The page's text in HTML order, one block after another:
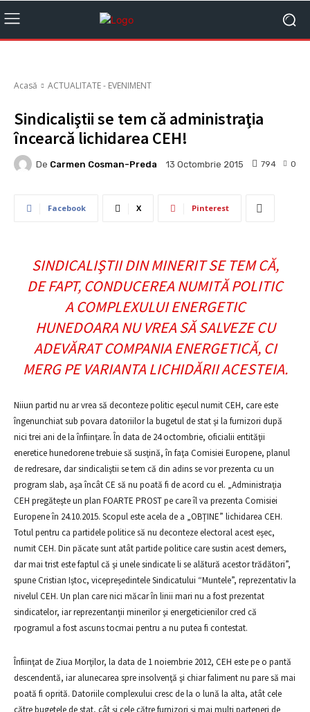
Acasă ACTUALITATE - EVENIMENT
Sindicaliştii se tem că administraţia
încearcă lichidarea CEH!
De Carmen Cosman-Preda 13 Octombrie 2015 0
794
Facebook X Pinterest
SINDICALIŞTII DIN MINERIT SE TEM CĂ,
DE FAPT, CONDUCEREA NUMITĂ POLITIC
A COMPLEXULUI ENERGETIC
HUNEDOARA NU VREA SĂ SALVEZE CU
ADEVĂRAT COMPANIA ENERGETICĂ, CI
MERG PE VARIANTA LICHIDĂRII ACESTEIA.
Niiun partid nu ar vrea să deconteze politic eşecul numit CEH, care este
îngenunchiat sub povara datoriilor la bugetul de stat şi la furnizori după
nici trei ani de la înfiinţare. În data de 24 octombrie, oficialii entităţii
eneretice hunedorene trebuie să susţină, în faţa Comisiei Europene, planul
de redresare, dar sindicaliştii se tem că din adins se vor prezenta cu un
program slab, aşa încât CE să nu poată fi de acord cu el. „Administraţia
CEH pregăteşte un plan FOARTE PROST pe care îl va prezenta Comisiei
Europene în 24.10.2015. Scopul este acela de a „OBŢINE” lichidarea CEH.
Totul pentru ca partidele politice să nu deconteze electoral acest eşec,
numit CEH. Din păcate sunt atât partide politice care sustin acest demers,
dar mai trist este faptul că şi unele sindicate li se alătură acestor trădători”,
spune Cristian Iştoc, vicepreşedintele Sindicatului “Muntele”, reprezentativ la
nivelul CEH. Un plan care nici măcar în linii mari nu a fost prezentat
sindicatelor, iar reprezentanţii minerilor şi energeticienilor cred că
rpogramul a fost ascuns tocmai pentru a nu putea fi contestat.
Înfiinţat de Ziua Morţilor, la data de 1 noiembrie 2012, CEH este pe o pantă
descendentă, iar alunecarea spre insolvenţă şi chiar faliment nu pare să mai
poată fi oprită. Datoriile complexului cresc de la o lună la alta, atât cele
către bugetele de stat, cât și cele către furnizori şi mai mulţi parteneri de